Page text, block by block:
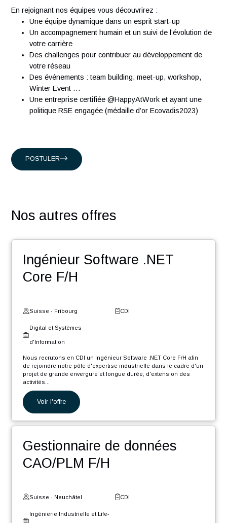
Créée en 2007, Antaes est une société suisse de conseil
management et technologie classée dans le top 15 des
sociétés de conseil en Suisse. Nous comptons plus de 300
ingénieurs expérimentés qui partagent notre passion.
Présents en Suisse, à Singapour, à Hong-Kong et en
nous accompagnons nos clients suisses, et internationaux
Conseil en organisation et transformation
En rejoignant nos équipes vous découvrirez :
Une équipe dynamique dans un esprit start-up
votre réseau
Winter Event …
Une entreprise certifiée @HappyAtWork et ayant une
politique RSE engagée (médaille d’or Ecovadis2023)
Nos autres offres
Core F/H